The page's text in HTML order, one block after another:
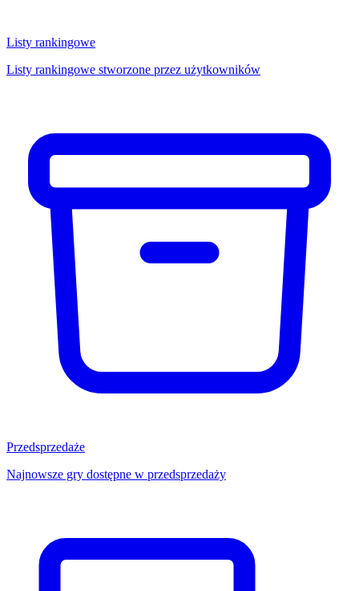
Listy rankingowe
Listy rankingowe stworzone przez użytkowników
Przedsprzedaże
Najnowsze gry dostępne w przedsprzedaży